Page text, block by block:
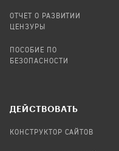
ОТЧЕТ О РАЗВИТИИ
ЦЕНЗУРЫ
ПОСОБИЕ ПО
БЕЗОПАСНОСТИ
ДЕЙСТВОВАТЬ
КОНСТРУКТОР САЙТОВ